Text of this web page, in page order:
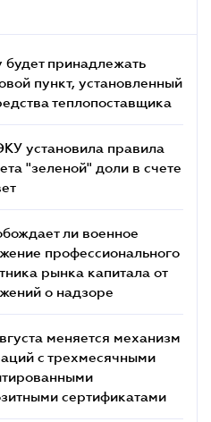
будет принадлежать
пункт, установленный
теплопоставщика
установила правила
"зеленой" доли в счете
ли военное
профессионального
рынка капитала от
о надзоре
меняется механизм
с трехмесячными
сертификатами